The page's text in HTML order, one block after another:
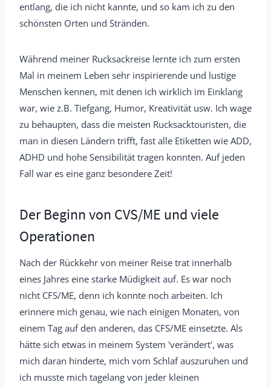
entlang, die ich nicht kannte, und so kam ich zu den
schönsten Orten und Stränden.
Während meiner Rucksackreise lernte ich zum ersten
Mal in meinem Leben sehr inspirierende und lustige
Menschen kennen, mit denen ich wirklich im Einklang
war, wie z.B. Tiefgang, Humor, Kreativität usw. Ich wage
zu behaupten, dass die meisten Rucksacktouristen, die
man in diesen Ländern trifft, fast alle Etiketten wie ADD,
ADHD und hohe Sensibilität tragen konnten. Auf jeden
Fall war es eine ganz besondere Zeit!
Der Beginn von CVS/ME und viele
Operationen
Nach der Rückkehr von meiner Reise trat innerhalb
eines Jahres eine starke Müdigkeit auf. Es war noch
nicht CFS/ME, denn ich konnte noch arbeiten. Ich
erinnere mich genau, wie nach einigen Monaten, von
einem Tag auf den anderen, das CFS/ME einsetzte. Als
hätte sich etwas in meinem System 'verändert', was
mich daran hinderte, mich vom Schlaf auszuruhen und
ich musste mich tagelang von jeder kleinen